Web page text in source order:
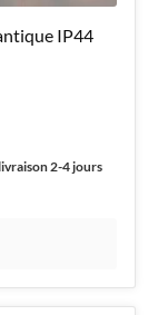
IP44
2-4 jours